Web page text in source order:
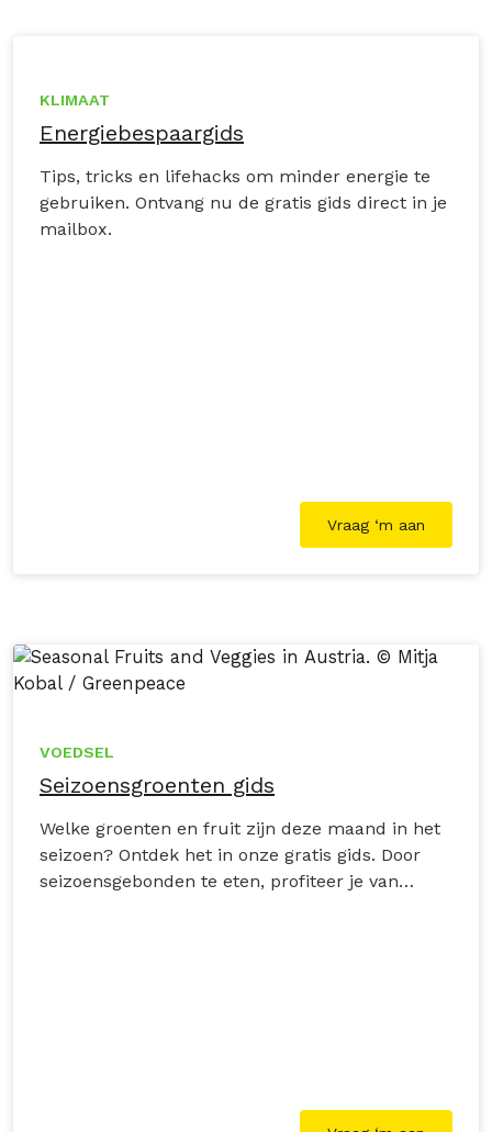
KLIMAAT
Energiebespaargids
Tips, tricks en lifehacks om minder energie te
gebruiken. Ontvang nu de gratis gids direct in je
mailbox.
Vraag ‘m aan
VOEDSEL
Seizoensgroenten gids
Welke groenten en fruit zijn deze maand in het
seizoen? Ontdek het in onze gratis gids. Door
seizoensgebonden te eten, profiteer je van